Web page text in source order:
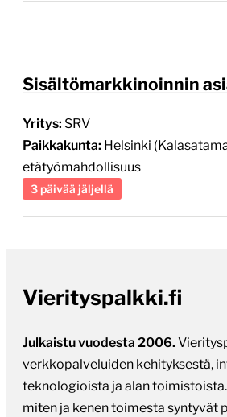
Sisältömarkkinoinnin
Yritys: SRV
Paikkakunta: Helsinki
etätyömahdollisuus
3 päivää jäljellä
Vierityspalkki.fi
Julkaistu vuodesta 2006.
verkkopalveluiden kehityksestä,
teknologioista ja alan
miten ja kenen toimesta syntyvät